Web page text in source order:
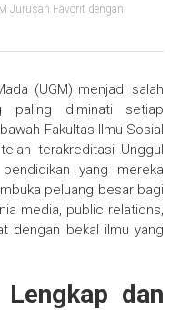
Jurusan Favorit dengan
(UGM) menjadi salah
paling diminati setiap
Fakultas Ilmu Sosial
terakreditasi Unggul
yang mereka
peluang besar bagi
media, public relations,
dengan bekal ilmu yang
dan